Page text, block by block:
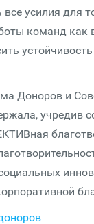
усилия для
команд как
Доноров и
учредив